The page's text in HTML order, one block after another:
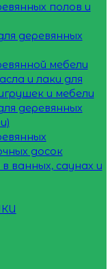
полов и
деревянных
мебели
и лаки для
и мебели
деревянных
досок
ванных, саунах и